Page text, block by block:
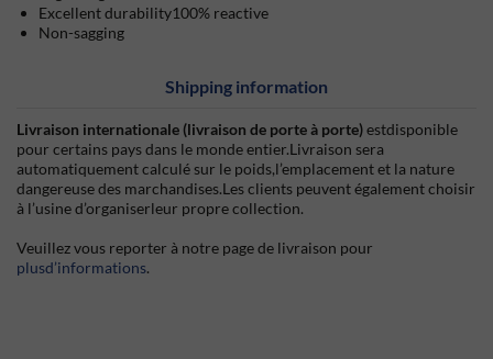
Excellent durability100% reactive
Non-sagging
Shipping information
Livraison internationale (livraison de porte à porte)estdisponible
pour certains pays dans le monde entier.Livraison sera
automatiquement calculé sur le poids,l’emplacement et la nature
dangereuse des marchandises.Les clients peuvent également choisir
à l’usine d’organiserleur propre collection.
Veuillez vous reporter à notre page de livraison pour
plusd’informations.